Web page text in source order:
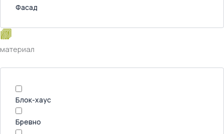
Фасад
материал
Блок-хаус
Бревно